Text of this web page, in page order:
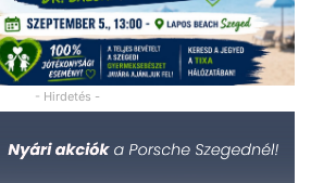
- Hirdetés -